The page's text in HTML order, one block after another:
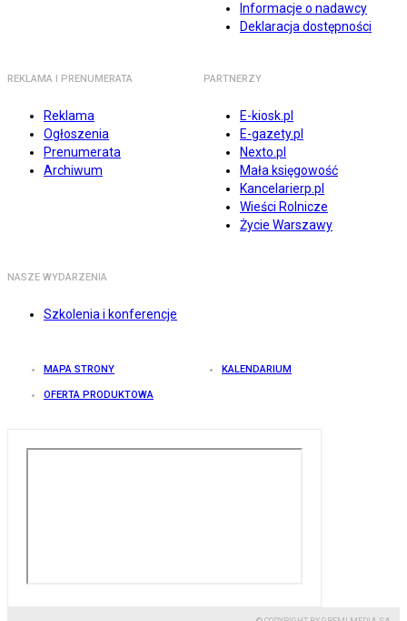
Informacje o nadawcy
Deklaracja dostępności
REKLAMA I PRENUMERATA
Reklama
Ogłoszenia
Prenumerata
Archiwum
PARTNERZY
E-kiosk.pl
E-gazety.pl
Nexto.pl
Mała księgowość
Kancelarierp.pl
Wieści Rolnicze
Życie Warszawy
NASZE WYDARZENIA
Szkolenia i konferencje
MAPA STRONY KALENDARIUM
OFERTA PRODUKTOWA